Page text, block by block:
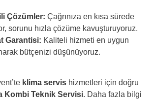
Çözümler: Çağrınıza en kısa sürede
sorunu hızla çözüme kavuşturuyoruz.
Garantisi: Kaliteli hizmeti en uygun
bütçenizi düşünüyoruz.
klima servis hizmetleri için doğru
Kombi Teknik Servisi. Daha fazla bilgi